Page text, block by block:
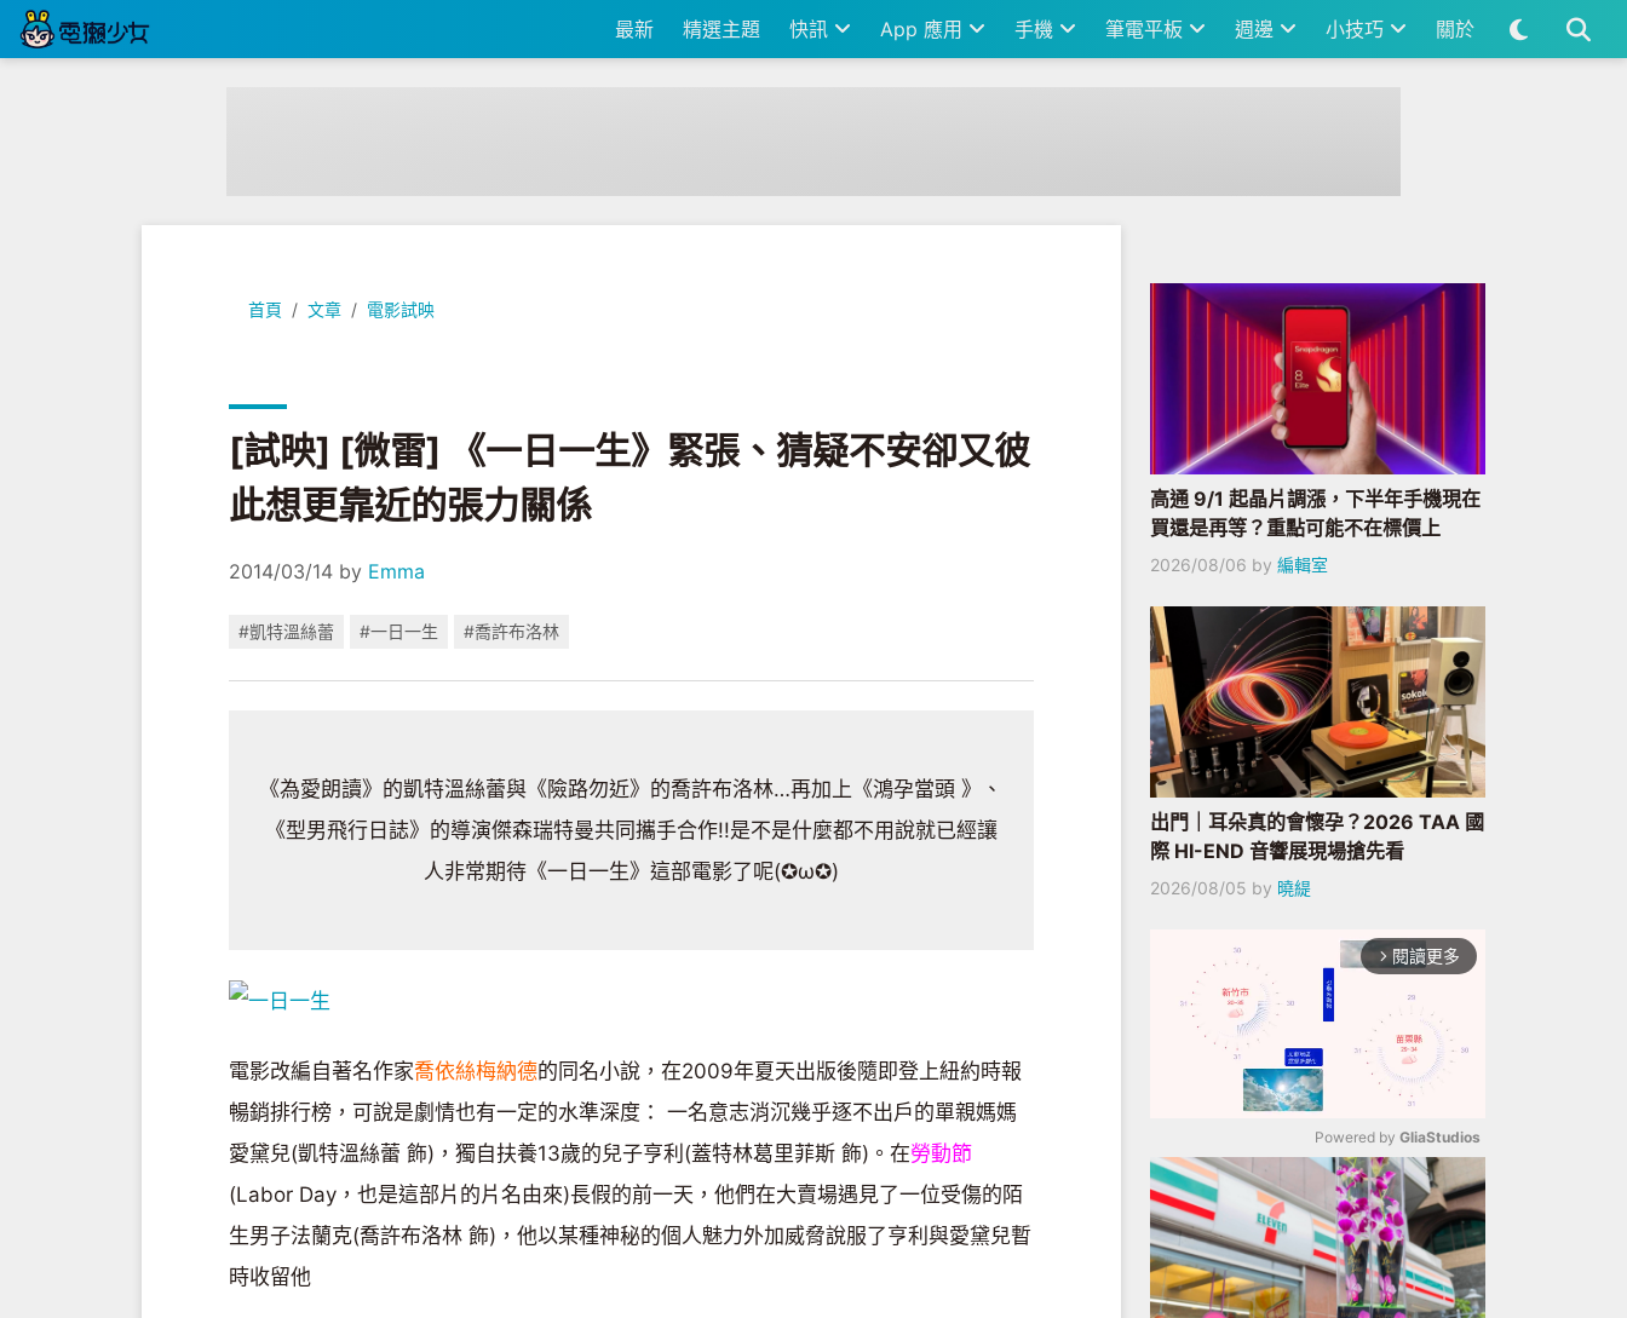
最新 精選主題 快訊 App 應用 手機 筆電平板 週邊 小技巧 關於
首頁 文章 電影試映
[試映] [微雷] 《一日一生》緊張、猜疑不安卻又彼此想更靠近的張力關係
[試映] [微雷] 《一日一生》緊張、猜疑不安卻又彼
此想更靠近的張力關係
2014/03/14 by Emma
#凱特溫絲蕾 #一日一生 #喬許布洛林
《為愛朗讀》的凱特溫絲蕾與《險路勿近》的喬許布洛林…再加上《鴻孕當頭 》、
《型男飛行日誌》的導演傑森瑞特曼共同攜手合作!!是不是什麼都不用說就已經讓
人非常期待《一日一生》這部電影了呢(✪ω✪)
電影改編自著名作家喬依絲梅納德的同名小說，在2009年夏天出版後隨即登上紐約時報
暢銷排行榜，可說是劇情也有一定的水準深度： 一名意志消沉幾乎逐不出戶的單親媽媽
愛黛兒(凱特溫絲蕾 飾)，獨自扶養13歲的兒子亨利(蓋特林葛里菲斯 飾)。在勞動節
(Labor Day，也是這部片的片名由來)長假的前一天，他們在大賣場遇見了一位受傷的陌
生男子法蘭克(喬許布洛林 飾)，他以某種神秘的個人魅力外加威脅說服了亨利與愛黛兒暫
時收留他
高通 9/1 起晶片調漲，下半年手機現在
買還是再等？重點可能不在標價上
2026/08/06 by 編輯室
出門｜耳朵真的會懷孕？2026 TAA 國
際 HI-END 音響展現場搶先看
2026/08/05 by 曉緹
arrow_forward_ios 閱讀更多
Mute
Powered by GliaStudios